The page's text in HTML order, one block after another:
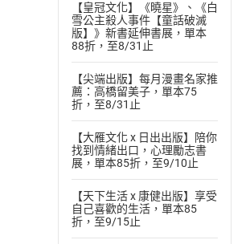
【皇冠文化】《曉星》、《白
雪公主殺人事件【童話破滅
版】》新書延伸書展，單本
88折，至8/31止
【尖端出版】每月漫畫名家推
薦：高橋留美子，單本75
折，至8/31止
【大雁文化 x 日出出版】陪你
找到情緒出口，心理勵志書
展，單本85折，至9/10止
【天下生活 x 康健出版】享受
自己喜歡的生活，單本85
折，至9/15止